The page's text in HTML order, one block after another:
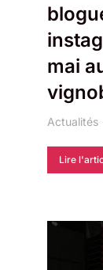
mai
Actualités
Lire